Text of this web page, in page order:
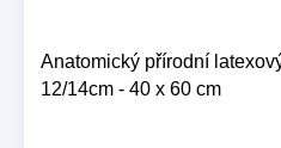
Anatomický přírodní
12/14cm - 40 x 60 cm